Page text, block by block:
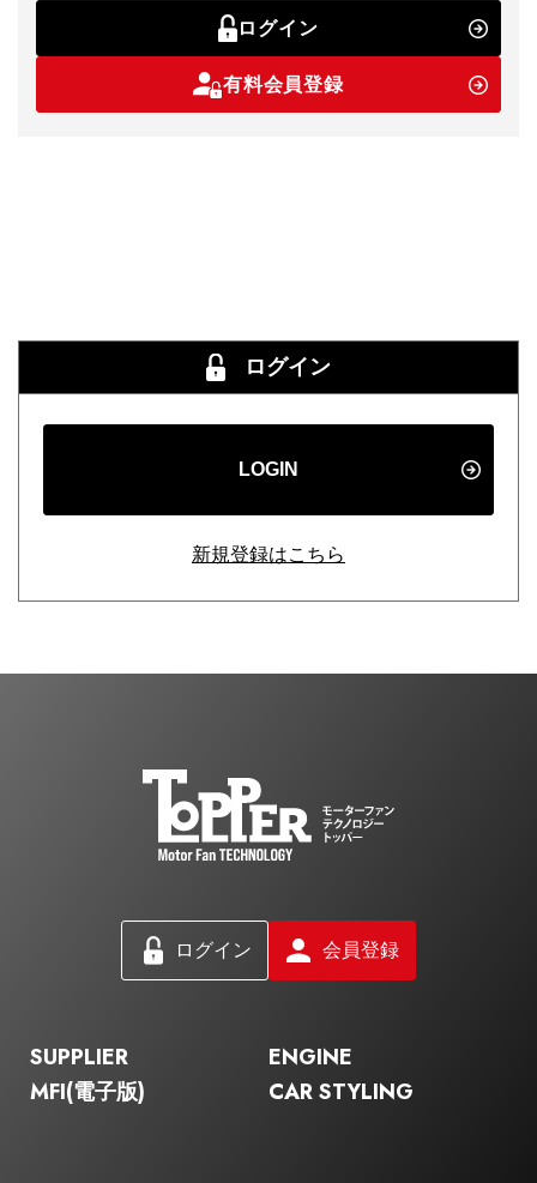
ログイン
有料会員登録
ログイン
LOGIN
新規登録はこちら
ログイン 会員登録
SUPPLIER
ENGINE
MFI(電子版)
CAR STYLING